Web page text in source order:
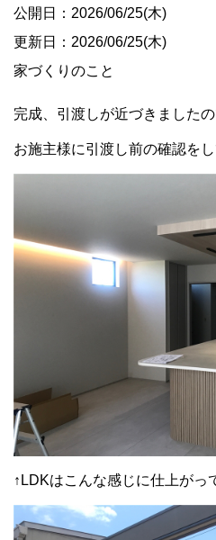
公開日：2026/06/25(木)
更新日：2026/06/25(木)
家づくりのこと
完成、引渡しが近づきました
お施主様に引渡し前の確認を
↑LDKはこんな感じに仕上がっ